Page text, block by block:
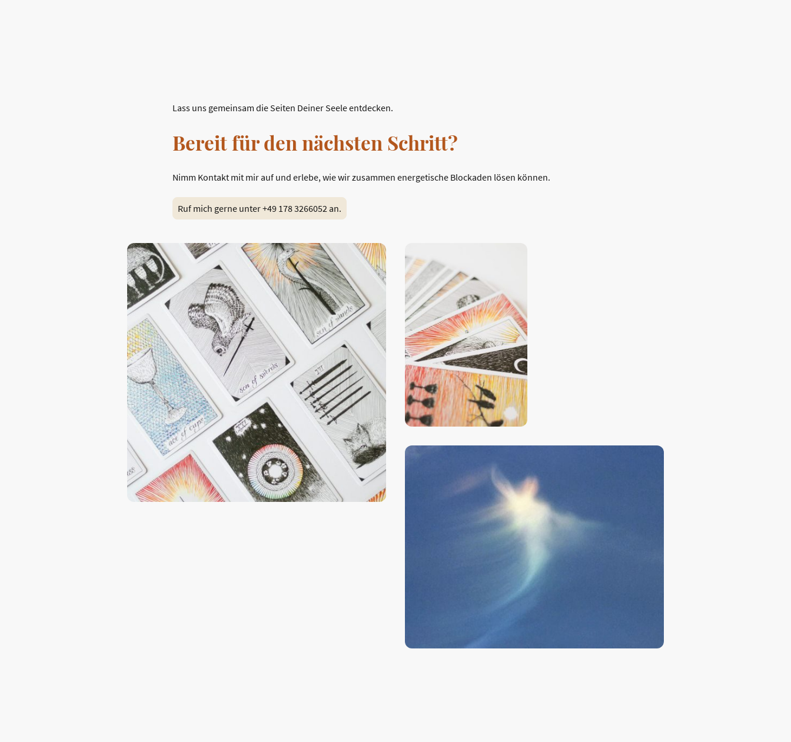
Lass uns gemeinsam die Seiten Deiner Seele entdecken.
Bereit für den nächsten Schritt?
Nimm Kontakt mit mir auf und erlebe, wie wir zusammen energetische Blockaden lösen können.
Ruf mich gerne unter +49 178 3266052 an.